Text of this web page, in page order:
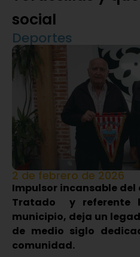
social
Deportes
2 de febrero de 2026
Impulsor incansable
Tratado y referente
municipio, deja un
de medio siglo
comunidad.